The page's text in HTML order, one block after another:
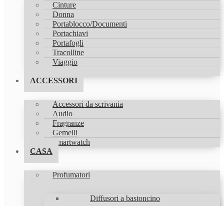
Cinture
Donna
Portablocco/Documenti
Portachiavi
Portafogli
Tracolline
Viaggio
ACCESSORI
Accessori da scrivania
Audio
Fragranze
Gemelli
Smartwatch
CASA
Profumatori
Diffusori a bastoncino